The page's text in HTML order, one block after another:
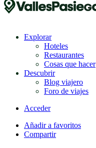
Explorar
Hoteles
Restaurantes
Cosas que hacer
Descubrir
Blog viajero
Foro de viajes
Acceder
Añadir a favoritos
Compartir